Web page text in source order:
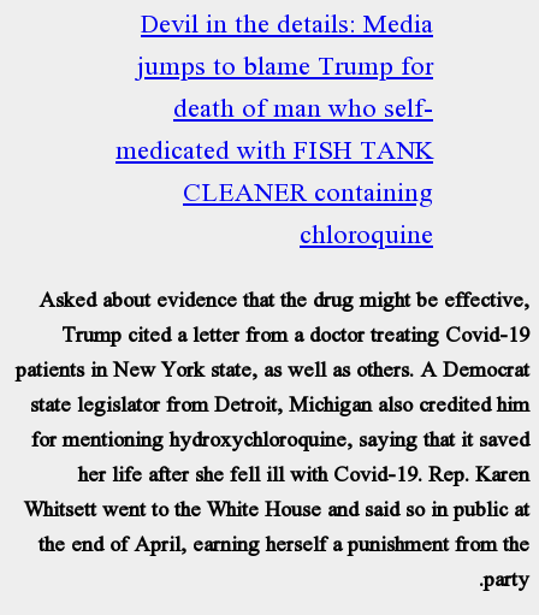
Devil in the details: Media
jumps to blame Trump for
death of man who self-
medicated with FISH TANK
CLEANER containing
chloroquine
Asked about evidence that the drug might be
Trump cited a letter from a doctor treating Covid-
patients in New York state, as well as others. A
state legislator from Detroit, Michigan also credited
for mentioning hydroxychloroquine, saying that it
her life after she fell ill with Covid-19. Rep.
Whitsett went to the White House and said so in public
the end of April, earning herself a punishment from